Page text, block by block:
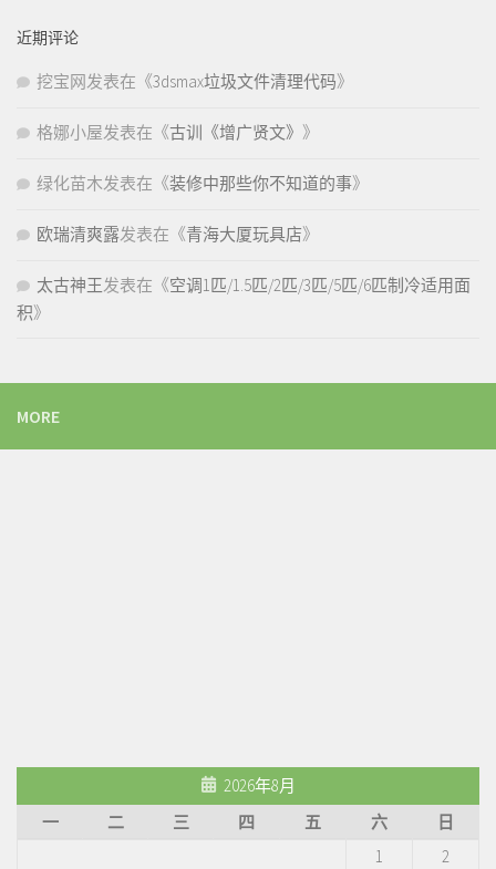
近期评论
挖宝网发表在《3dsmax垃圾文件清理代码》
格娜小屋发表在《古训《增广贤文》 》
绿化苗木发表在《装修中那些你不知道的事》
欧瑞清爽露发表在《青海大厦玩具店》
太古神王发表在《空调1匹/1.5匹/2匹/3匹/5匹/6匹制冷适用面
积》
MORE
2026年8月
一
二 三 四 五 六 日
1
2